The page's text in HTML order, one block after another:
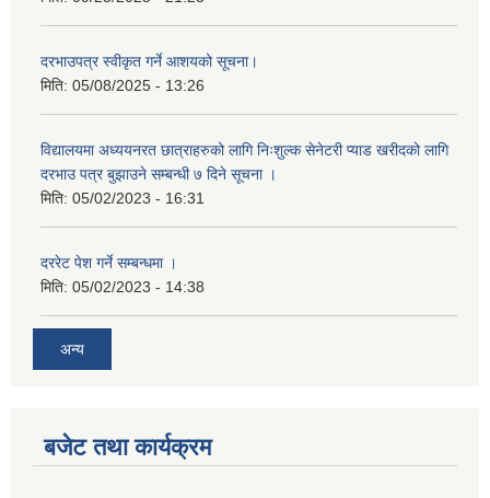
दरभाउपत्र स्वीकृत गर्ने आशयको सूचना।
मिति: 05/08/2025 - 13:26
विद्यालयमा अध्ययनरत छात्राहरुको लागि निःशुल्क सेनेटरी प्याड खरीदको लागि
दरभाउ पत्र बुझाउने सम्बन्धी ७ दिने सूचना ।
मिति: 05/02/2023 - 16:31
दररेट पेश गर्ने सम्बन्धमा ।
मिति: 05/02/2023 - 14:38
अन्य
बजेट तथा कार्यक्रम